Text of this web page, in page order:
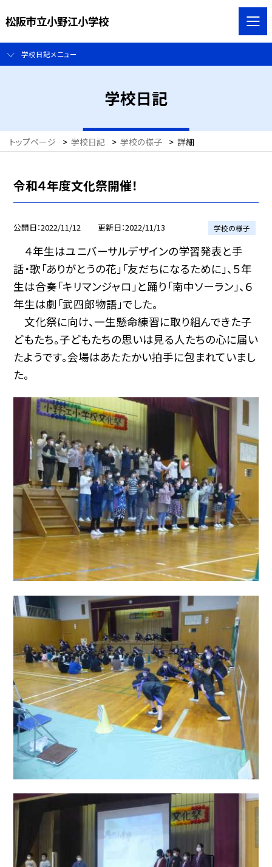
松阪市立小野江小学校
学校日記メニュー
学校日記
トップページ > 学校日記 > 学校の様子 > 詳細
令和４年度文化祭開催！
公開日 2022/11/12 更新日 2022/11/13 学校の様子
４年生はユニバーサルデザインの学習発表と手
話・歌「ありがとうの花」「友だちになるために」、５年
生は合奏「キリマンジャロ」と踊り「南中ソーラン」、６
年生は劇「武四郎物語」でした。
文化祭に向け、一生懸命練習に取り組んできた子
どもたち。子どもたちの思いは見る人たちの心に届い
たようです。会場はあたたかい拍手に包まれていまし
た。